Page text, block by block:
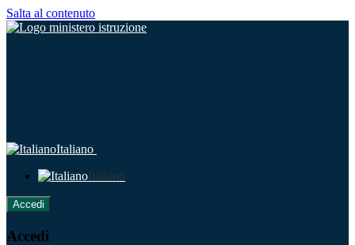
Salta al contenuto
Italiano
Italiano
Accedi
Accedi